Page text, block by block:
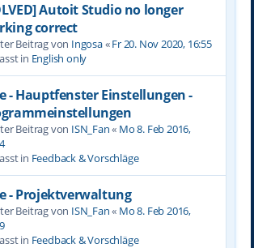
Autoit Studio no longer
correct
Beitrag von Ingosa«Fr 20. Nov 2020, 16:55
in English only
- Hauptfenster Einstellungen -
Beitrag von ISN_Fan« Mo 8. Feb 2016,
in Feedback & Vorschläge
- Projektverwaltung
Beitrag von ISN_Fan« Mo 8. Feb 2016,
in Feedback & Vorschläge